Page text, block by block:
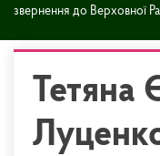
звернення до Верховної
Тетяна